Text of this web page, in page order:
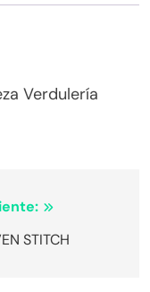
Verdulería
STITCH